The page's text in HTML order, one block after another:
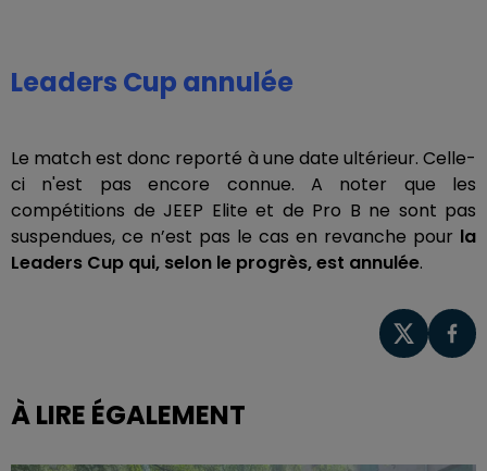
Leaders Cup annulée
Le match est donc reporté à une date ultérieur. Celle-
ci n'est pas encore connue. A noter que les
compétitions de JEEP Elite et de Pro B ne sont pas
suspendues, ce n’est pas le cas en revanche pour la
Leaders Cup qui, selon le progrès, est annulée.
À LIRE ÉGALEMENT